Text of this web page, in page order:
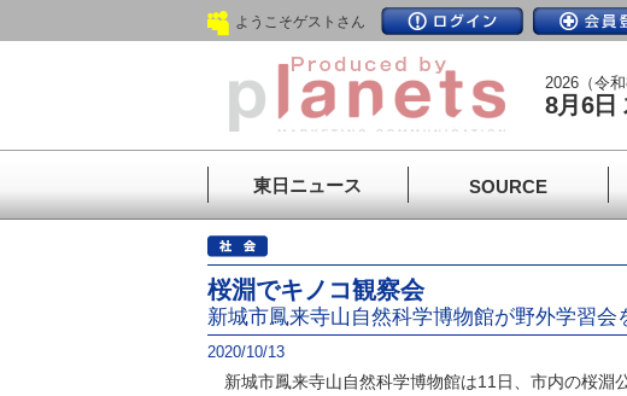
ようこそゲストさん
2026（令
8月6日
東日ニュース SOURCE
桜淵でキノコ観察会
新城市鳳来寺山自然科学博物館が野外学習会
2020/10/13
新城市鳳来寺山自然科学博物館は11日、市内の桜淵